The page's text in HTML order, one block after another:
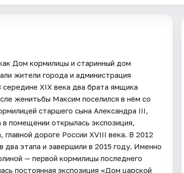
Дом кормилицы и старинный дом
жители города и администрация
XIX века два брата ямщика
женитьбы Максим поселился в нём со
старшего сына Александра III,
помещении открылась экспозиция,
дороге России XVIII века. В 2012
этапа и завершили в 2015 году. Именно
— первой кормилицы последнего
постоянная экспозиция «Дом царской